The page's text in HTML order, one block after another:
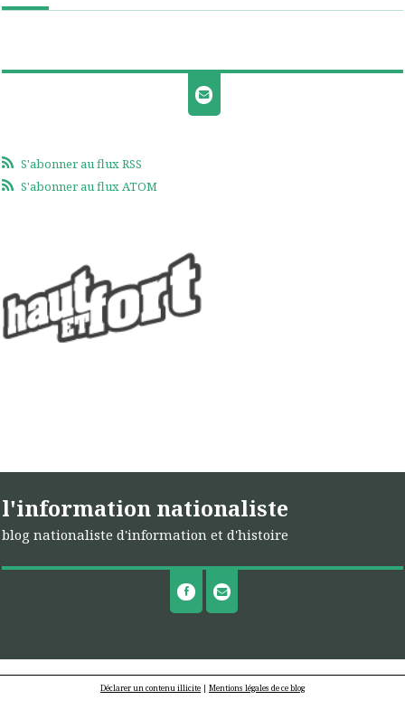
S'abonner au flux RSS
S'abonner au flux ATOM
l'information nationaliste
blog nationaliste d'information et d'histoire
Déclarer un contenu illicite | Mentions légales de ce blog